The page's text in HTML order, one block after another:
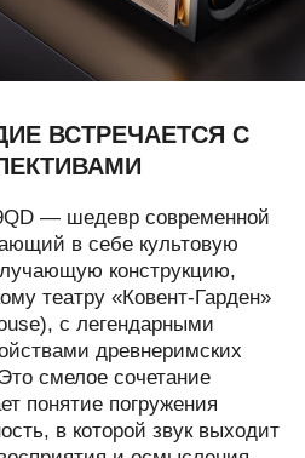
ВСТРЕЧАЕТСЯ С
— шедевр современной
в себе культовую
конструкцию,
театру «Ковент-Гарден»
с легендарными
древнеримских
смелое сочетание
понятие погружения
в которой звук выходит